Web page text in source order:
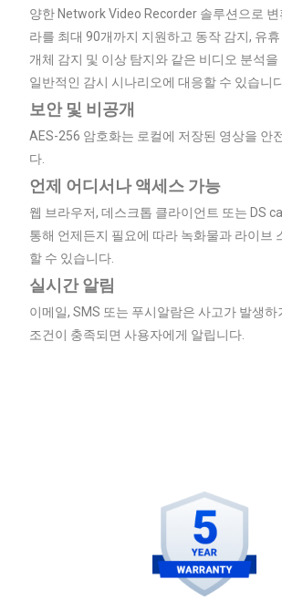
양한 Network Video Recorder 솔루션으로 변
라를 최대 90개까지 지원하고 동작 감지, 유
개체 감지 및 이상 탐지와 같은 비디오 분석
일반적인 감시 시나리오에 대응할 수 있습니
보안 및 비공개
AES-256 암호화는 로컬에 저장된 영상을 안
다.
언제 어디서나 액세스 가능
웹 브라우저, 데스크톱 클라이언트 또는 DS
통해 언제든지 필요에 따라 녹화물과 라이브
할 수 있습니다.
실시간 알림
이메일, SMS 또는 푸시알람은 사고가 발생하
조건이 충족되면 사용자에게 알립니다.